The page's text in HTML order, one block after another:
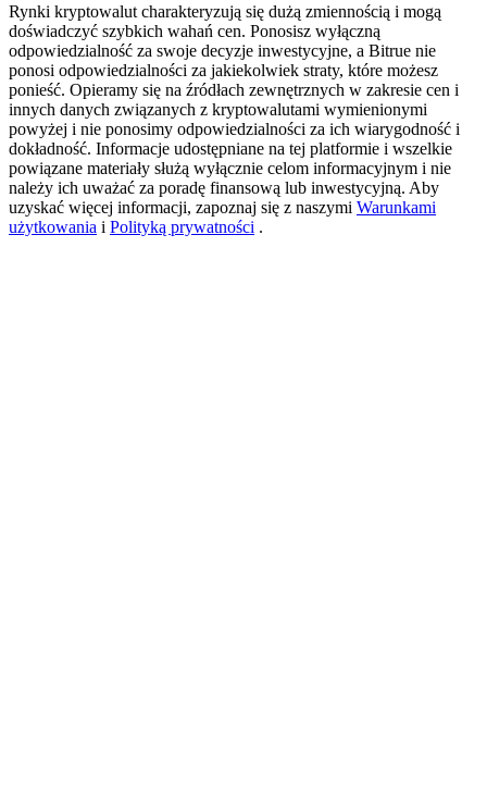
Exclusive for BitMart Users
Register & Trade to Win 500,000 USDT
Precious Metals Trading Carnival
Trade Gold & Silver · 33,333 USDT Bonus
Rynki kryptowalut charakteryzują się dużą zmiennością i mogą
doświadczyć szybkich wahań cen. Ponosisz wyłączną
odpowiedzialność za swoje decyzje inwestycyjne, a Bitrue nie
ponosi odpowiedzialności za jakiekolwiek straty, które możesz
ponieść. Opieramy się na źródłach zewnętrznych w zakresie cen i
innych danych związanych z kryptowalutami wymienionymi
powyżej i nie ponosimy odpowiedzialności za ich wiarygodność i
dokładność. Informacje udostępniane na tej platformie i wszelkie
powiązane materiały służą wyłącznie celom informacyjnym i nie
należy ich uważać za poradę finansową lub inwestycyjną. Aby
uzyskać więcej informacji, zapoznaj się z naszymi Warunkami
użytkowania i Polityką prywatności .